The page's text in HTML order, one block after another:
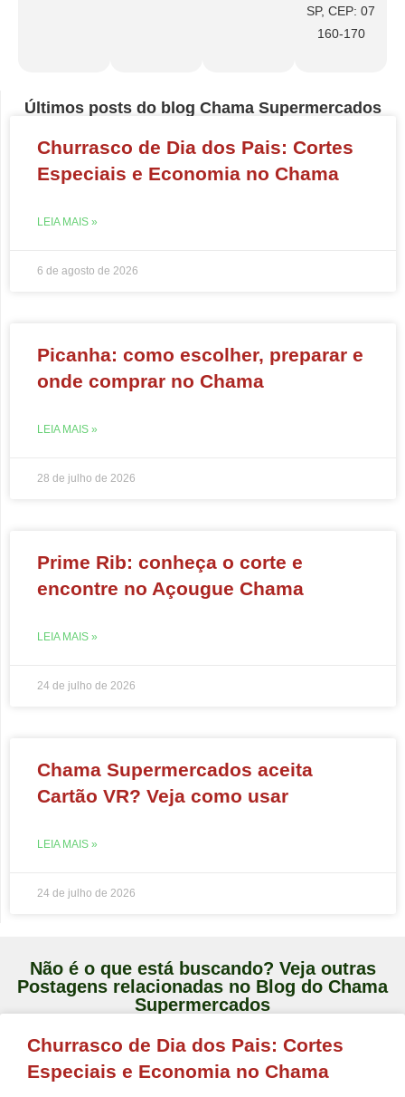
SP, CEP: 07
160-170
Últimos posts do blog Chama Supermercados
Churrasco de Dia dos Pais: Cortes
Especiais e Economia no Chama
LEIA MAIS »
6 de agosto de 2026
Picanha: como escolher, preparar e
onde comprar no Chama
LEIA MAIS »
28 de julho de 2026
Prime Rib: conheça o corte e
encontre no Açougue Chama
LEIA MAIS »
24 de julho de 2026
Chama Supermercados aceita
Cartão VR? Veja como usar
LEIA MAIS »
24 de julho de 2026
Não é o que está buscando? Veja outras
Postagens relacionadas no Blog do Chama
Supermercados
Churrasco de Dia dos Pais: Cortes
Especiais e Economia no Chama